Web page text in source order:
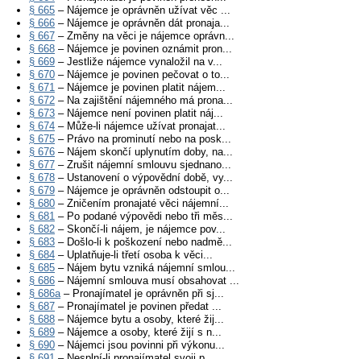
§ 665 – Nájemce je oprávněn užívat věc ...
§ 666 – Nájemce je oprávněn dát pronaja...
§ 667 – Změny na věci je nájemce oprávn...
§ 668 – Nájemce je povinen oznámit pron...
§ 669 – Jestliže nájemce vynaložil na v...
§ 670 – Nájemce je povinen pečovat o to...
§ 671 – Nájemce je povinen platit nájem...
§ 672 – Na zajištění nájemného má prona...
§ 673 – Nájemce není povinen platit náj...
§ 674 – Může-li nájemce užívat pronajat...
§ 675 – Právo na prominutí nebo na posk...
§ 676 – Nájem skončí uplynutím doby, na...
§ 677 – Zrušit nájemní smlouvu sjednano...
§ 678 – Ustanovení o výpovědní době, vy...
§ 679 – Nájemce je oprávněn odstoupit o...
§ 680 – Zničením pronajaté věci nájemní...
§ 681 – Po podané výpovědi nebo tři měs...
§ 682 – Skončí-li nájem, je nájemce pov...
§ 683 – Došlo-li k poškození nebo nadmě...
§ 684 – Uplatňuje-li třetí osoba k věci...
§ 685 – Nájem bytu vzniká nájemní smlou...
§ 686 – Nájemní smlouva musí obsahovat ...
§ 686a– Pronajímatel je oprávněn při sj...
§ 687 – Pronajímatel je povinen předat ...
§ 688 – Nájemce bytu a osoby, které žij...
§ 689 – Nájemce a osoby, které žijí s n...
§ 690 – Nájemci jsou povinni při výkonu...